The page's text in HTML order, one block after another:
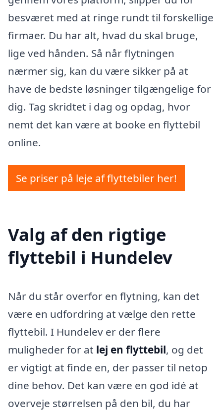
besværet med at ringe rundt til forskellige
firmaer. Du har alt, hvad du skal bruge,
lige ved hånden. Så når flytningen
nærmer sig, kan du være sikker på at
have de bedste løsninger tilgængelige for
dig. Tag skridtet i dag og opdag, hvor
nemt det kan være at booke en flyttebil
online.
Se priser på leje af flyttebiler her!
Valg af den rigtige
flyttebil i Hundelev
Når du står overfor en flytning, kan det
være en udfordring at vælge den rette
flyttebil. I Hundelev er der flere
muligheder for at lej en flyttebil, og det
er vigtigt at finde en, der passer til netop
dine behov. Det kan være en god idé at
overveje størrelsen på den bil, du har